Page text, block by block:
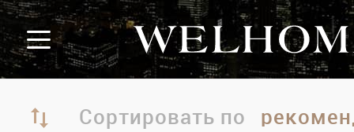
Сортировать по